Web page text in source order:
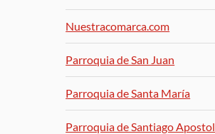
Nuestracomarca.com
Parroquia de San Juan
Parroquia de Santa María
Parroquia de Santiago Apostol